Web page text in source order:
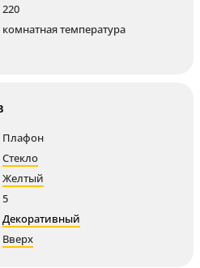
220
комнатная температура
Плафон
Стекло
Желтый
5
Декоративный
Вверх